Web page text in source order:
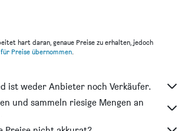
de Santa Cruz
Boutique
hart daran, genaue Preise zu erhalten, jedoch
Preise übernommen.
ist weder Anbieter noch Verkäufer.
und sammeln riesige Mengen an